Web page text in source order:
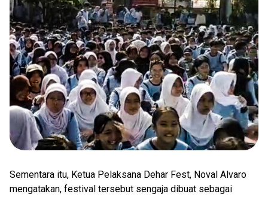
Sementara itu, Ketua Pelaksana Dehar Fest, Noval Alvaro
mengatakan, festival tersebut sengaja dibuat sebagai